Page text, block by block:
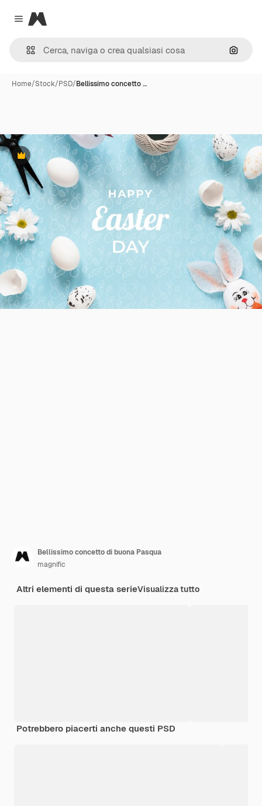
Close menu
Magnific
Cerca
Home/Stock/PSD/Bellissimo concetto …
Premium
Bellissimo concetto di buona Pasqua
magnific
Altri elementi di questa serieVisualizza tutto
Potrebbero piacerti anche questi PSD